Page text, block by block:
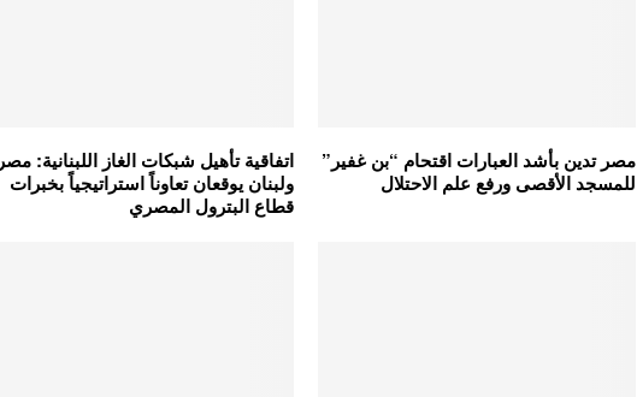
مصر تدين بأشد العبارات اقتحام “بن غفير”
للمسجد الأقصى ورفع علم الاحتلال
اتفاقية تأهيل شبكات الغاز اللبنانية: مصر
ولبنان يوقعان تعاوناً استراتيجياً بخبرات
قطاع البترول المصري